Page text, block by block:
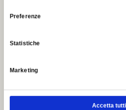
Preferenze
Statistiche
Marketing
Accetta tutti